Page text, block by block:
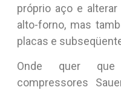
próprio aço e
alto-forno, mas
placas e
Onde quer
compressores